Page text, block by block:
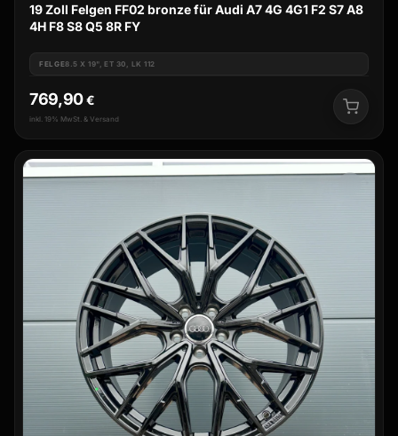
19 Zoll Felgen FF02 bronze für Audi A7 4G 4G1 F2 S7 A8
4H F8 S8 Q5 8R FY
FELGE8.5 X 19", ET 30, LK 112
769,90€
inkl. 19% MwSt. & Versand